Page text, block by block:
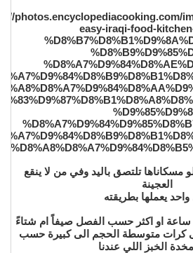
مسكاناها تلتصق باليد وفي من لا ينقع
العجينة
يعملها بطريقته
ساعة او اكثر حسب الفصل صيفاً ام شتاءً
كرات متوسطة الحجم الى كبيرة حسب
الخبز اللي عندنا